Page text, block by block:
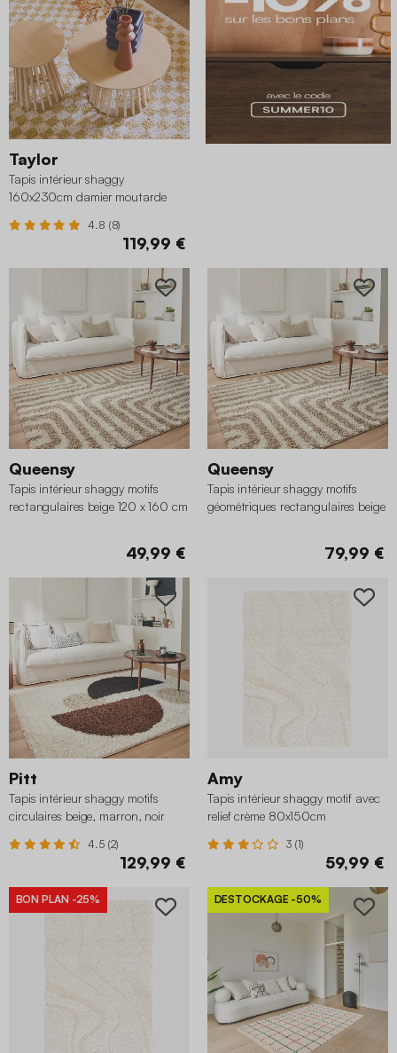
Taylor
Tapis intérieur shaggy
160x230cm damier moutarde
4.8 (8)
119,99 €
Queensy
Tapis intérieur shaggy motifs
rectangulaires beige 120 x 160 cm
49,99 €
Queensy
Tapis intérieur shaggy motifs
géométriques rectangulaires beige
79,99 €
Pitt
Tapis intérieur shaggy motifs
circulaires beige, marron, noir
4.5 (2)
129,99 €
Amy
Tapis intérieur shaggy motif avec
relief crème 80x150cm
3 (1)
59,99 €
BON PLAN -25% DESTOCKAGE -50%